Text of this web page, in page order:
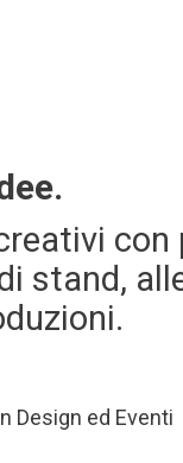
con
stand,
Design ed Eventi